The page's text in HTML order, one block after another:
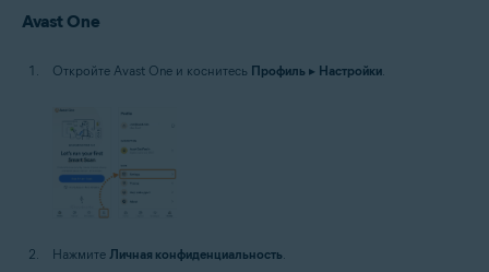
Avast One
Откройте Avast One и коснитесь Профиль ▸ Настройки.
Нажмите Личная конфиденциальность.